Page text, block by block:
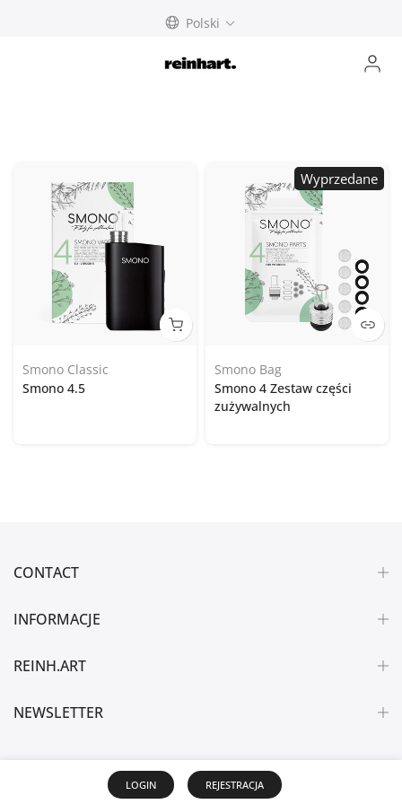
Polski
Smono Classic
Smono 4.5
Wyprzedane
Smono Bag
Smono 4 Zestaw części
zużywalnych
CONTACT
INFORMACJE
REINH.ART
NEWSLETTER
LOGIN REJESTRACJA